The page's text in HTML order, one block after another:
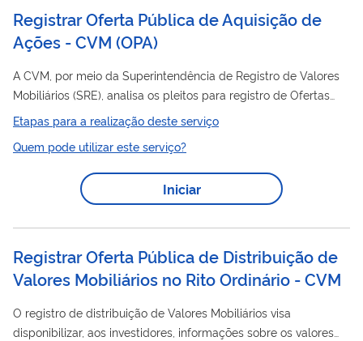
Registrar Oferta Pública de Aquisição de
Ações - CVM (OPA)
A CVM, por meio da Superintendência de Registro de Valores
Mobiliários (SRE), analisa os pleitos para registro de Ofertas
Públicas de Aquisição de Ações (OPAs), bem como
supervisiona e fiscaliza o andamento das ofertas registradas e
daquelas cujo registro é dispensado, OPAs voluntárias. As
Ofertas Públicas de Aquisição de Ações (OPAs) obrigatórias
necessitam de registro junto à CVM e decorrem de situações
emissora, bem como a liquidez...
Etapas para a realização deste serviço
Quem pode utilizar este serviço?
Iniciar
Registrar Oferta Pública de Distribuição de
Valores Mobiliários no Rito Ordinário - CVM
O registro de distribuição de Valores Mobiliários visa
disponibilizar, aos investidores, informações sobre os valores